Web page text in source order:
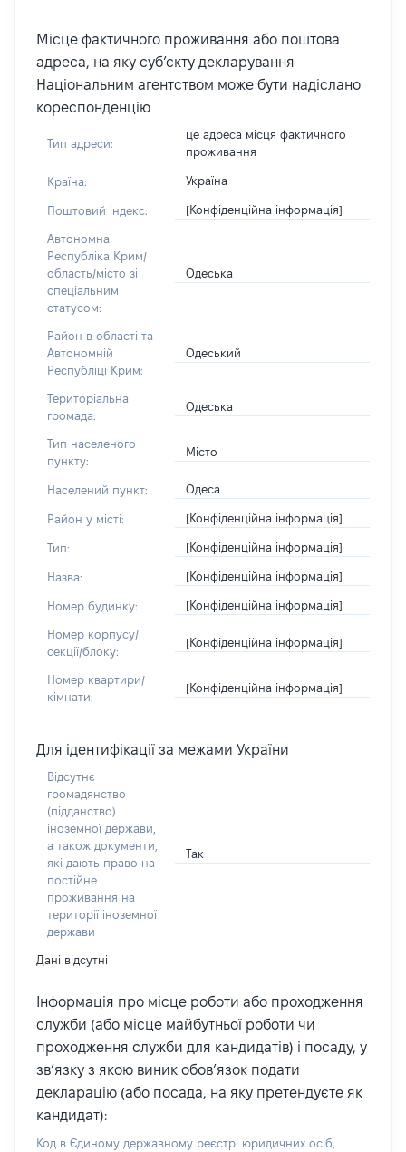
Місце фактичного проживання або поштова
адреса, на яку суб’єкту декларування
Національним агентством може бути надіслано
кореспонденцію
Тип адреси:
це адреса місця фактичного
проживання
Країна: Україна
Поштовий індекс: [Конфіденційна інформація]
Автономна
Республіка Крим/
область/місто зі
спеціальним
статусом:
Одеська
Район в області та
Автономній
Республіці Крим:
Одеський
Територіальна
громада:
Одеська
Тип населеного
пункту:
Місто
Населений пункт: Одеса
Район у місті: [Конфіденційна інформація]
Тип: [Конфіденційна інформація]
Назва: [Конфіденційна інформація]
Номер будинку: [Конфіденційна інформація]
Номер корпусу/
секції/блоку:
[Конфіденційна інформація]
Номер квартири/
кімнати:
[Конфіденційна інформація]
Для ідентифікації за межами України
Відсутнє
громадянство
(підданство)
іноземної держави,
а також документи,
які дають право на
постійне
проживання на
території іноземної
держави
Так
Дані відсутні
Інформація про місце роботи або проходження
служби (або місце майбутньої роботи чи
проходження служби для кандидатів) і посаду, у
зв’язку з якою виник обов’язок подати
декларацію (або посада, на яку претендуєте як
кандидат):
Код в Єдиному державному реєстрі юридичних осіб,